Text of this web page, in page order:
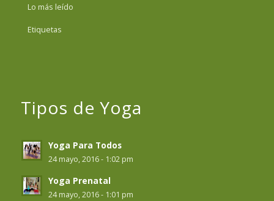
Lo más leído
Etiquetas
Tipos de Yoga
Yoga Para Todos
24 mayo, 2016 - 1:02 pm
Yoga Prenatal
24 mayo, 2016 - 1:01 pm